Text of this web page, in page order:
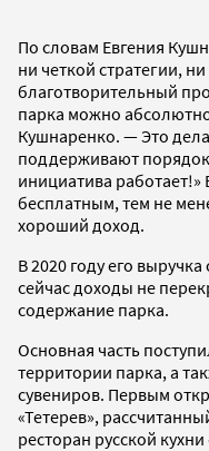
По словам Евгения
ни четкой стратегии,
благотворительный
парка можно
Кушнаренко. — Это
поддерживают
инициатива работает!»
бесплатным, тем не
хороший доход.
В 2020 году его
сейчас доходы не
содержание парка.
Основная часть
территории парка, а
сувениров. Первым
«Тетерев»,
ресторан русской